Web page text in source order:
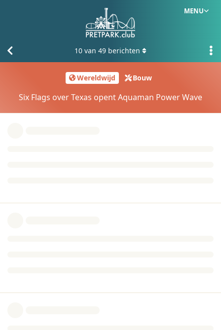
MENU
Wereldwijd Bouw
Six Flags over Texas opent Aquaman Power Wave
10 van 49 berichten